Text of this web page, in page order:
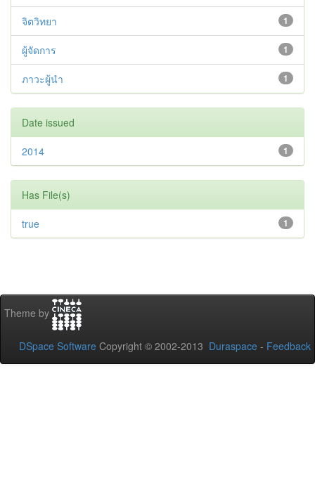
1
จิตวิทยา
1
ผู้จัดการ
1
ภาวะผู้นำ
Date issued
1
2014
Has File(s)
1
true
Theme by
DSpace Software Copyright © 2002-2013 Duraspace - Feedback